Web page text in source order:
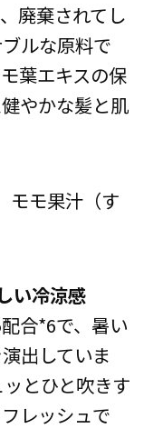
廃棄されてし
ルな原料で
葉エキスの保
やかな髪と肌
モ果汁（す
い冷涼感
合*6で、暑い
出していま
とひと吹きす
レッシュで